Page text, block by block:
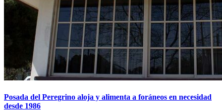
Posada del Peregrino aloja y alimenta a foráneos en necesidad
desde 1986